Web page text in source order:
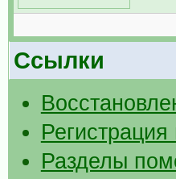
Ссылки
Регистрация
Разделы